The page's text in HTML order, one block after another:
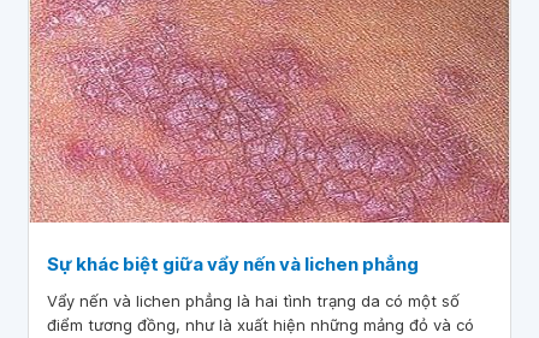
Sự khác biệt giữa vẩy nến và lichen phẳng
Vẩy nến và lichen phẳng là hai tình trạng da có một số
điểm tương đồng, như là xuất hiện những mảng đỏ và có